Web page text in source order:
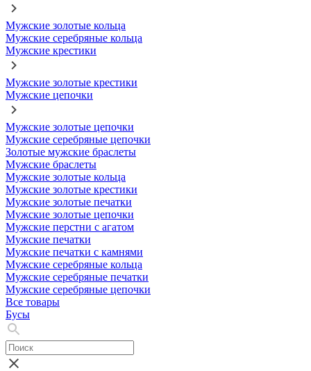
Мужские золотые кольца
Мужские серебряные кольца
Мужские крестики
Мужские золотые крестики
Мужские цепочки
Мужские золотые цепочки
Мужские серебряные цепочки
Золотые мужские браслеты
Мужские браслеты
Мужские золотые кольца
Мужские золотые крестики
Мужские золотые печатки
Мужские золотые цепочки
Мужские перстни с агатом
Мужские печатки
Мужские печатки с камнями
Мужские серебряные кольца
Мужские серебряные печатки
Мужские серебряные цепочки
Все товары
Бусы